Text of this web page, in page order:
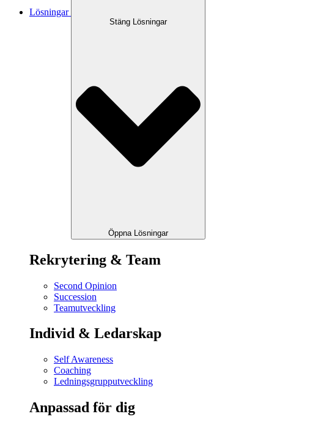
Lösningar
Stäng Lösningar
Öppna Lösningar
Rekrytering & Team
Second Opinion
Succession
Teamutveckling
Individ & Ledarskap
Self Awareness
Coaching
Ledningsgrupputveckling
Anpassad för dig